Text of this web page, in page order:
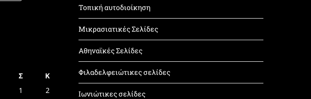
Σ
Κ
1
2
Τοπική αυτοδιοίκηση
Μικρασιατικές Σελίδες
Αθηναϊκές Σελίδες
Φιλαδελφειώτικες σελίδες
Ιωνιώτικες σελίδες